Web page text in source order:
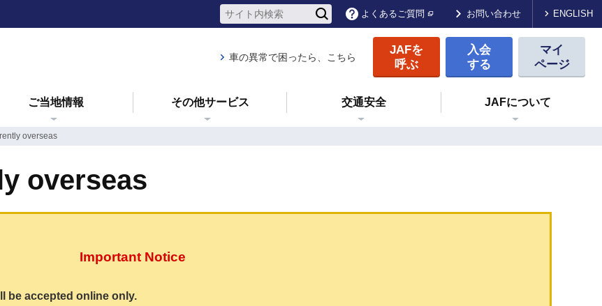
よくあるご質問 お問い合わせ ENGLISH
車の異常で困ったら、こちら
JAFを
呼ぶ
入会
する
マイ
ページ
ご当地情報 その他サービス 交通安全 JAFについて
overseas
overseas
Important Notice
be accepted online only.